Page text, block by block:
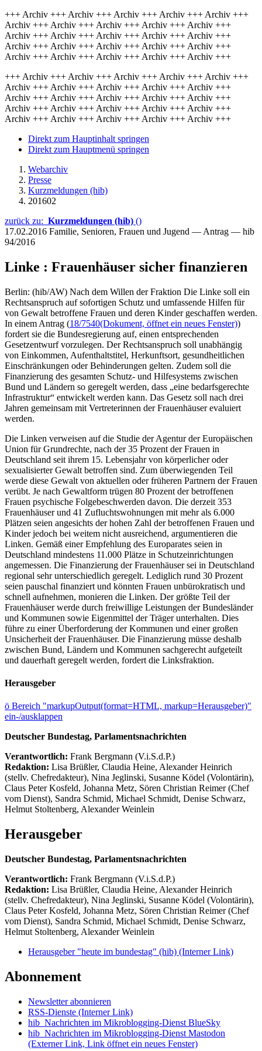
+++ Archiv +++ Archiv +++ Archiv +++ Archiv +++ Archiv +++
Archiv +++ Archiv +++ Archiv +++ Archiv +++ Archiv +++
Archiv +++ Archiv +++ Archiv +++ Archiv +++ Archiv +++
Archiv +++ Archiv +++ Archiv +++ Archiv +++ Archiv +++
Archiv +++ Archiv +++ Archiv +++ Archiv +++ Archiv +++
+++ Archiv +++ Archiv +++ Archiv +++ Archiv +++ Archiv +++
Archiv +++ Archiv +++ Archiv +++ Archiv +++ Archiv +++
Archiv +++ Archiv +++ Archiv +++ Archiv +++ Archiv +++
Archiv +++ Archiv +++ Archiv +++ Archiv +++ Archiv +++
Archiv +++ Archiv +++ Archiv +++ Archiv +++ Archiv +++
Direkt zum Hauptinhalt springen
Direkt zum Hauptmenü springen
Webarchiv
Presse
Kurzmeldungen (hib)
201602
zurück zu: Kurzmeldungen (hib) ()
17.02.2016 Familie, Senioren, Frauen und Jugend — Antrag — hib
94/2016
Linke : Frauenhäuser sicher finanzieren
Berlin: (hib/AW) Nach dem Willen der Fraktion Die Linke soll ein
Rechtsanspruch auf sofortigen Schutz und umfassende Hilfen für
von Gewalt betroffene Frauen und deren Kinder geschaffen werden.
In einem Antrag (18/7540(Dokument, öffnet ein neues Fenster))
fordert sie die Bundesregierung auf, einen entsprechenden
Gesetzentwurf vorzulegen. Der Rechtsanspruch soll unabhängig
von Einkommen, Aufenthaltstitel, Herkunftsort, gesundheitlichen
Einschränkungen oder Behinderungen gelten. Zudem soll die
Finanzierung des gesamten Schutz- und Hilfesystems zwischen
Bund und Ländern so geregelt werden, dass „eine bedarfsgerechte
Infrastruktur“ entwickelt werden kann. Das Gesetz soll nach drei
Jahren gemeinsam mit Vertreterinnen der Frauenhäuser evaluiert
werden.
Die Linken verweisen auf die Studie der Agentur der Europäischen
Union für Grundrechte, nach der 35 Prozent der Frauen in
Deutschland seit ihrem 15. Lebensjahr von körperlicher oder
sexualisierter Gewalt betroffen sind. Zum überwiegenden Teil
werde diese Gewalt von aktuellen oder früheren Partnern der Frauen
verübt. Je nach Gewaltform trügen 80 Prozent der betroffenen
Frauen psychische Folgebeschwerden davon. Die derzeit 353
Frauenhäuser und 41 Zufluchtswohnungen mit mehr als 6.000
Plätzen seien angesichts der hohen Zahl der betroffenen Frauen und
Kinder jedoch bei weitem nicht ausreichend, argumentieren die
Linken. Gemäß einer Empfehlung des Europarates seien in
Deutschland mindestens 11.000 Plätze in Schutzeinrichtungen
angemessen. Die Finanzierung der Frauenhäuser sei in Deutschland
regional sehr unterschiedlich geregelt. Lediglich rund 30 Prozent
seien pauschal finanziert und könnten Frauen unbürokratisch und
schnell aufnehmen, monieren die Linken. Der größte Teil der
Frauenhäuser werde durch freiwillige Leistungen der Bundesländer
und Kommunen sowie Eigenmittel der Träger unterhalten. Dies
führe zu einer Überforderung der Kommunen und einer großen
Unsicherheit der Frauenhäuser. Die Finanzierung müsse deshalb
zwischen Bund, Ländern und Kommunen sachgerecht aufgeteilt
und dauerhaft geregelt werden, fordert die Linksfraktion.
Herausgeber
ö Bereich "markupOutput(format=HTML, markup=Herausgeber)"
ein-/ausklappen
Deutscher Bundestag, Parlamentsnachrichten
Verantwortlich: Frank Bergmann (V.i.S.d.P.)
Redaktion: Lisa Brüßler, Claudia Heine, Alexander Heinrich
(stellv. Chefredakteur), Nina Jeglinski, Susanne Ködel (Volontärin),
Claus Peter Kosfeld, Johanna Metz, Sören Christian Reimer (Chef
vom Dienst), Sandra Schmid, Michael Schmidt, Denise Schwarz,
Helmut Stoltenberg, Alexander Weinlein
Herausgeber
Deutscher Bundestag, Parlamentsnachrichten
Verantwortlich: Frank Bergmann (V.i.S.d.P.)
Redaktion: Lisa Brüßler, Claudia Heine, Alexander Heinrich
(stellv. Chefredakteur), Nina Jeglinski, Susanne Ködel (Volontärin),
Claus Peter Kosfeld, Johanna Metz, Sören Christian Reimer (Chef
vom Dienst), Sandra Schmid, Michael Schmidt, Denise Schwarz,
Helmut Stoltenberg, Alexander Weinlein
Herausgeber "heute im bundestag" (hib) (Interner Link)
Abonnement
Newsletter abonnieren
RSS-Dienste (Interner Link)
hib_Nachrichten im Mikroblogging-Dienst BlueSky
hib_Nachrichten im Mikroblogging-Dienst Mastodon
(Externer Link, Link öffnet ein neues Fenster)